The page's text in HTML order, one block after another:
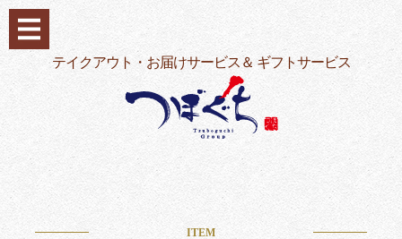
コ
ン
ス
テイクアウト・お届けサービス＆ ギフトサービス
ITEM